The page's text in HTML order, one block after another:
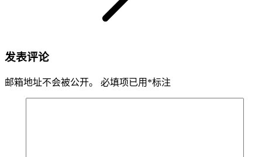
发表评论
邮箱地址不会被公开。 必填项已用 *标注